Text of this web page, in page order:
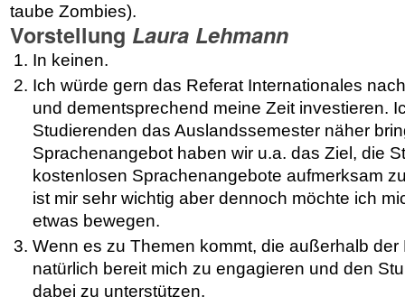
taube Zombies).
Vorstellung Laura Lehmann
In keinen.
Ich würde gern das Referat Internationales
und dementsprechend meine Zeit investieren.
Studierenden das Auslandssemester näher
Sprachenangebot haben wir u.a. das Ziel, die
kostenlosen Sprachenangebote aufmerksam
ist mir sehr wichtig aber dennoch möchte ich
etwas bewegen.
Wenn es zu Themen kommt, die außerhalb
natürlich bereit mich zu engagieren und den
dabei zu unterstützen.